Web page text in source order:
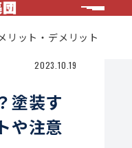
リット・デメリット
2023.10.19
塗装す
や注意